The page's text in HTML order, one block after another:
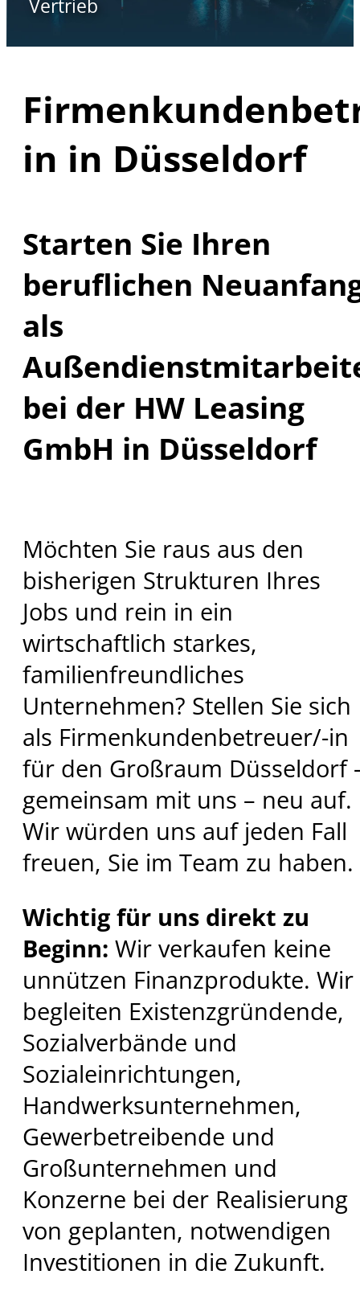
Vertrieb
in in Düsseldorf
Starten Sie Ihren
beruflichen
als
bei der HW Leasing
GmbH in Düsseldorf
Möchten Sie raus aus den
bisherigen Strukturen Ihres
Jobs und rein in ein
wirtschaftlich starkes,
familienfreundliches
Unternehmen? Stellen Sie sich
als Firmenkundenbetreuer/-in
für den Großraum Düsseldorf
gemeinsam mit uns – neu auf.
Wir würden uns auf jeden Fall
freuen, Sie im Team zu haben.
Wichtig für uns direkt zu
Beginn: Wir verkaufen keine
unnützen Finanzprodukte. Wir
begleiten Existenzgründende,
Sozialverbände und
Sozialeinrichtungen,
Handwerksunternehmen,
Gewerbetreibende und
Großunternehmen und
Konzerne bei der Realisierung
von geplanten, notwendigen
Investitionen in die Zukunft.